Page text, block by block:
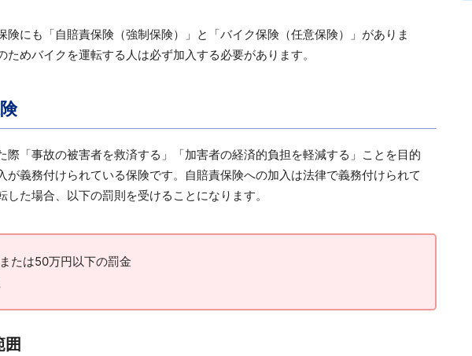
険にも「自賠責保険（強制保険）」と「バイク保険（任意保険）」がありま
めバイクを運転する人は必ず加入する必要があります。
際「事故の被害者を救済する」「加害者の経済的負担を軽減する」ことを目的
が義務付けられている保険です。自賠責保険への加入は法律で義務付けられて
た場合、以下の罰則を受けることになります。
たは50万円以下の罰金